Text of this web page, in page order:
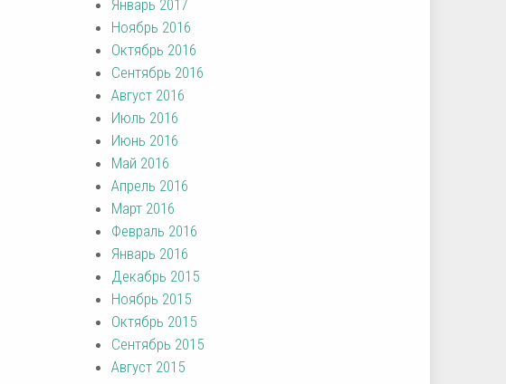
Январь 2017
Ноябрь 2016
Октябрь 2016
Сентябрь 2016
Август 2016
Июль 2016
Июнь 2016
Май 2016
Апрель 2016
Март 2016
Февраль 2016
Январь 2016
Декабрь 2015
Ноябрь 2015
Октябрь 2015
Сентябрь 2015
Август 2015